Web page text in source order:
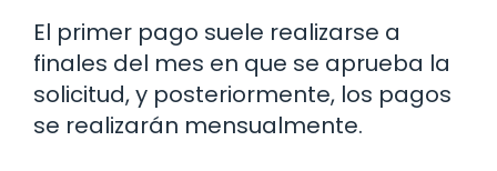
El primer pago suele realizarse a
finales del mes en que se aprueba la
solicitud, y posteriormente, los pagos
se realizarán mensualmente.